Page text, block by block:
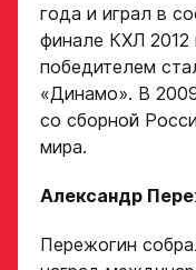
года и играл в
финале КХЛ 2012
победителем
«Динамо». В
со сборной
мира.
Александр
Пережогин